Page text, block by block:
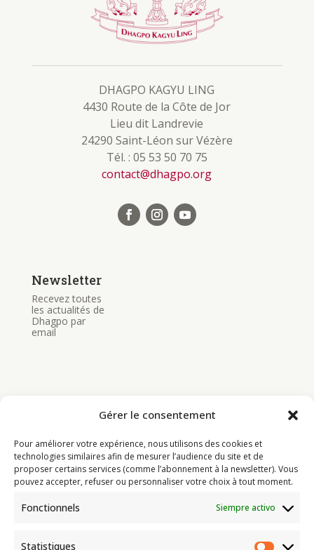
Gérer le consentement
Pour améliorer votre expérience, nous utilisons des cookies et
technologies similaires afin de mesurer l’audience du site et de
proposer certains services (comme l’abonnement à la newsletter). Vous
pouvez accepter, refuser ou personnaliser votre choix à tout moment.
Fonctionnels Siempre activo
Statistiques
DHAGPO KAGYU LING
4430 Route de la Côte de Jor
Lieu dit Landrevie
24290 Saint-Léon sur Vézère
Tél. : 05 53 50 70 75
contact@dhagpo.org
Newsletter
Recevez toutes
les actualités de
Dhagpo par
email
Programme
Actualités
Ressources
Infos pratiques